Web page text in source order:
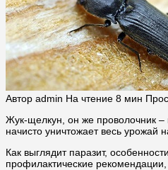
Автор admin На чтение 8 мин
Жук-щелкун, он же проволочник –
начисто уничтожает весь урожай
Как выглядит паразит,
профилактические